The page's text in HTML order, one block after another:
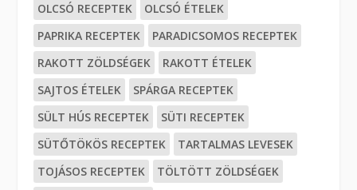
OLCSÓ RECEPTEK
OLCSÓ ÉTELEK
PAPRIKA RECEPTEK
PARADICSOMOS RECEPTEK
RAKOTT ZÖLDSÉGEK
RAKOTT ÉTELEK
SAJTOS ÉTELEK
SPÁRGA RECEPTEK
SÜLT HÚS RECEPTEK
SÜTI RECEPTEK
SÜTŐTÖKÖS RECEPTEK
TARTALMAS LEVESEK
TOJÁSOS RECEPTEK
TÖLTÖTT ZÖLDSÉGEK